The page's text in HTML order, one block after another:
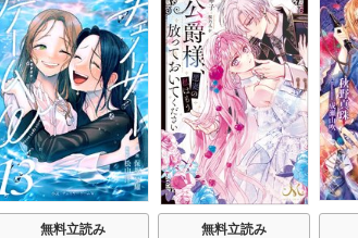
無料立読み 無料立読み